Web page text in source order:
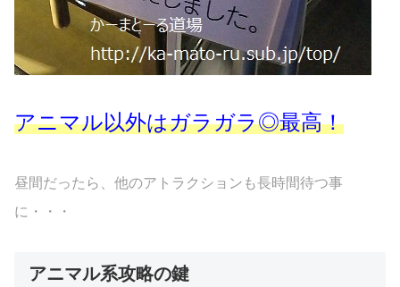
アニマル以外はガラガラ◎最高！
昼間だったら、他のアトラクションも長時間待つ事
に・・・
アニマル系攻略の鍵